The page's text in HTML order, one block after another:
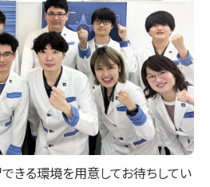
きる環境を用意してお待ちしてい